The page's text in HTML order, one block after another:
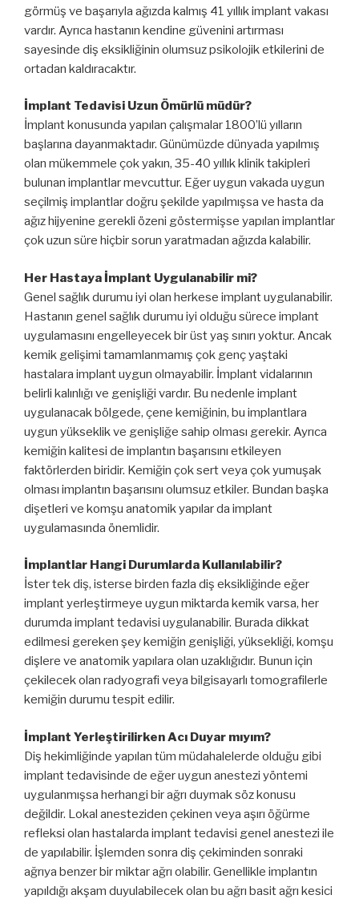
görmüş ve başarıyla ağızda kalmış 41 yıllık implant vakası
vardır. Ayrıca hastanın kendine güvenini artırması
sayesinde diş eksikliğinin olumsuz psikolojik etkilerini de
ortadan kaldıracaktır.
İmplant Tedavisi Uzun Ömürlü müdür?
İmplant konusunda yapılan çalışmalar 1800’lü yılların
başlarına dayanmaktadır. Günümüzde dünyada yapılmış
olan mükemmele çok yakın, 35-40 yıllık klinik takipleri
bulunan implantlar mevcuttur. Eğer uygun vakada uygun
seçilmiş implantlar doğru şekilde yapılmışsa ve hasta da
ağız hijyenine gerekli özeni göstermişse yapılan implantlar
çok uzun süre hiçbir sorun yaratmadan ağızda kalabilir.
Her Hastaya İmplant Uygulanabilir mi?
Genel sağlık durumu iyi olan herkese implant uygulanabilir.
Hastanın genel sağlık durumu iyi olduğu sürece implant
uygulamasını engelleyecek bir üst yaş sınırı yoktur. Ancak
kemik gelişimi tamamlanmamış çok genç yaştaki
hastalara implant uygun olmayabilir. İmplant vidalarının
belirli kalınlığı ve genişliği vardır. Bu nedenle implant
uygulanacak bölgede, çene kemiğinin, bu implantlara
uygun yükseklik ve genişliğe sahip olması gerekir. Ayrıca
kemiğin kalitesi de implantın başarısını etkileyen
faktörlerden biridir. Kemiğin çok sert veya çok yumuşak
olması implantın başarısını olumsuz etkiler. Bundan başka
dişetleri ve komşu anatomik yapılar da implant
uygulamasında önemlidir.
İmplantlar Hangi Durumlarda Kullanılabilir?
İster tek diş, isterse birden fazla diş eksikliğinde eğer
implant yerleştirmeye uygun miktarda kemik varsa, her
durumda implant tedavisi uygulanabilir. Burada dikkat
edilmesi gereken şey kemiğin genişliği, yüksekliği, komşu
dişlere ve anatomik yapılara olan uzaklığıdır. Bunun için
çekilecek olan radyografi veya bilgisayarlı tomografilerle
kemiğin durumu tespit edilir.
İmplant Yerleştirilirken Acı Duyar mıyım?
Diş hekimliğinde yapılan tüm müdahalelerde olduğu gibi
implant tedavisinde de eğer uygun anestezi yöntemi
uygulanmışsa herhangi bir ağrı duymak söz konusu
değildir. Lokal anesteziden çekinen veya aşırı öğürme
refleksi olan hastalarda implant tedavisi genel anestezi ile
de yapılabilir. İşlemden sonra diş çekiminden sonraki
ağrıya benzer bir miktar ağrı olabilir. Genellikle implantın
yapıldığı akşam duyulabilecek olan bu ağrı basit ağrı kesici